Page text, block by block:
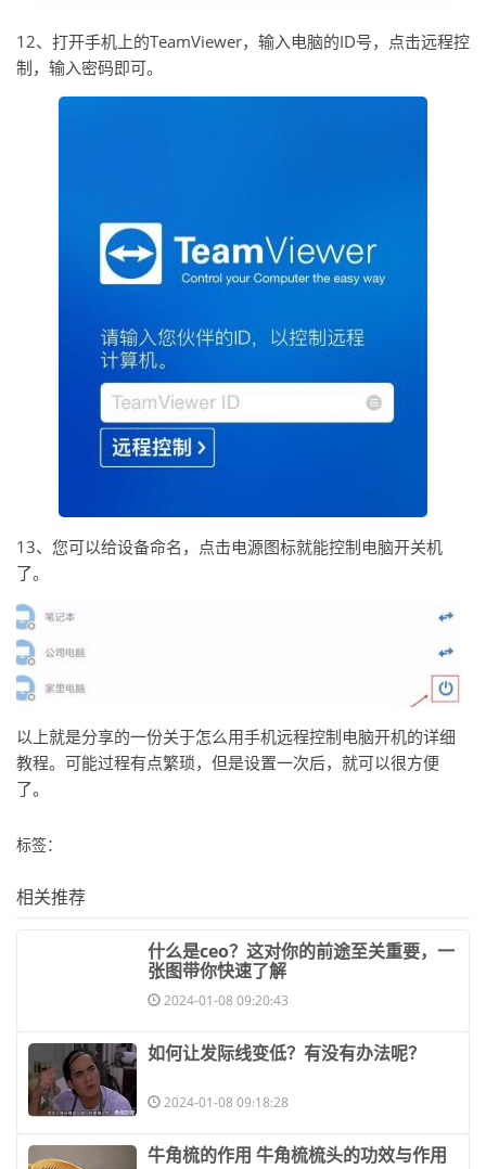
12、打开手机上的TeamViewer，输入电脑的ID号，点击远程控
制，输入密码即可。
13、您可以给设备命名，点击电源图标就能控制电脑开关机
了。
以上就是分享的一份关于怎么用手机远程控制电脑开机的详细
教程。可能过程有点繁琐，但是设置一次后，就可以很方便
了。
标签：
相关推荐
​什么是ceo？这对你的前途至关重要，一
张图带你快速了解
2024-01-08 09:20:43
​如何让发际线变低？有没有办法呢？
2024-01-08 09:18:28
​牛角梳的作用 牛角梳梳头的功效与作用